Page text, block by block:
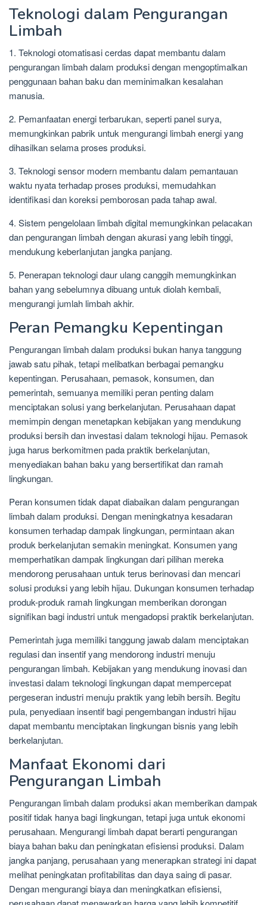
Teknologi dalam Pengurangan
Limbah
1. Teknologi otomatisasi cerdas dapat membantu dalam
pengurangan limbah dalam produksi dengan mengoptimalkan
penggunaan bahan baku dan meminimalkan kesalahan
manusia.
2. Pemanfaatan energi terbarukan, seperti panel surya,
memungkinkan pabrik untuk mengurangi limbah energi yang
dihasilkan selama proses produksi.
3. Teknologi sensor modern membantu dalam pemantauan
waktu nyata terhadap proses produksi, memudahkan
identifikasi dan koreksi pemborosan pada tahap awal.
4. Sistem pengelolaan limbah digital memungkinkan pelacakan
dan pengurangan limbah dengan akurasi yang lebih tinggi,
mendukung keberlanjutan jangka panjang.
5. Penerapan teknologi daur ulang canggih memungkinkan
bahan yang sebelumnya dibuang untuk diolah kembali,
mengurangi jumlah limbah akhir.
Peran Pemangku Kepentingan
Pengurangan limbah dalam produksi bukan hanya tanggung
jawab satu pihak, tetapi melibatkan berbagai pemangku
kepentingan. Perusahaan, pemasok, konsumen, dan
pemerintah, semuanya memiliki peran penting dalam
menciptakan solusi yang berkelanjutan. Perusahaan dapat
memimpin dengan menetapkan kebijakan yang mendukung
produksi bersih dan investasi dalam teknologi hijau. Pemasok
juga harus berkomitmen pada praktik berkelanjutan,
menyediakan bahan baku yang bersertifikat dan ramah
lingkungan.
Peran konsumen tidak dapat diabaikan dalam pengurangan
limbah dalam produksi. Dengan meningkatnya kesadaran
konsumen terhadap dampak lingkungan, permintaan akan
produk berkelanjutan semakin meningkat. Konsumen yang
memperhatikan dampak lingkungan dari pilihan mereka
mendorong perusahaan untuk terus berinovasi dan mencari
solusi produksi yang lebih hijau. Dukungan konsumen terhadap
produk-produk ramah lingkungan memberikan dorongan
signifikan bagi industri untuk mengadopsi praktik berkelanjutan.
Pemerintah juga memiliki tanggung jawab dalam menciptakan
regulasi dan insentif yang mendorong industri menuju
pengurangan limbah. Kebijakan yang mendukung inovasi dan
investasi dalam teknologi lingkungan dapat mempercepat
pergeseran industri menuju praktik yang lebih bersih. Begitu
pula, penyediaan insentif bagi pengembangan industri hijau
dapat membantu menciptakan lingkungan bisnis yang lebih
berkelanjutan.
Manfaat Ekonomi dari
Pengurangan Limbah
Pengurangan limbah dalam produksi akan memberikan dampak
positif tidak hanya bagi lingkungan, tetapi juga untuk ekonomi
perusahaan. Mengurangi limbah dapat berarti pengurangan
biaya bahan baku dan peningkatan efisiensi produksi. Dalam
jangka panjang, perusahaan yang menerapkan strategi ini dapat
melihat peningkatan profitabilitas dan daya saing di pasar.
Dengan mengurangi biaya dan meningkatkan efisiensi,